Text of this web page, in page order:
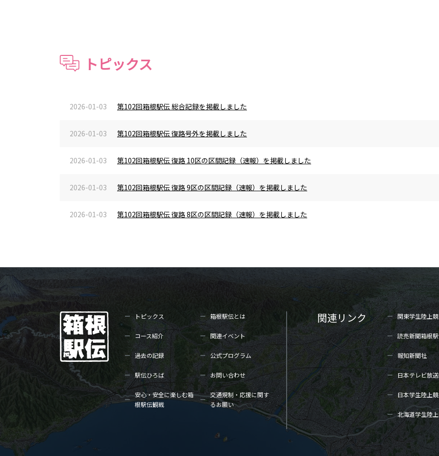
トピックス
2026-01-03 第102回箱根駅伝 総合記録を掲載しました
2026-01-03 第102回箱根駅伝 復路号外を掲載しました
2026-01-03 第102回箱根駅伝 復路 10区の区間記録（速報）を掲載しました
2026-01-03 第102回箱根駅伝 復路 9区の区間記録（速報）を掲載しました
2026-01-03 第102回箱根駅伝 復路 8区の区間記録（速報）を掲載しました
トピックス 箱根駅伝とは
コース紹介 関連イベント
過去の記録 公式プログラム
駅伝ひろば お問い合わせ
安心・安全に楽しむ箱
根駅伝観戦
交通規制・応援に関す
るお願い
関連リンク 関東学生陸上
読売新聞箱根
報知新聞社
日本テレビ放
日本学生陸上
北海道学生陸上